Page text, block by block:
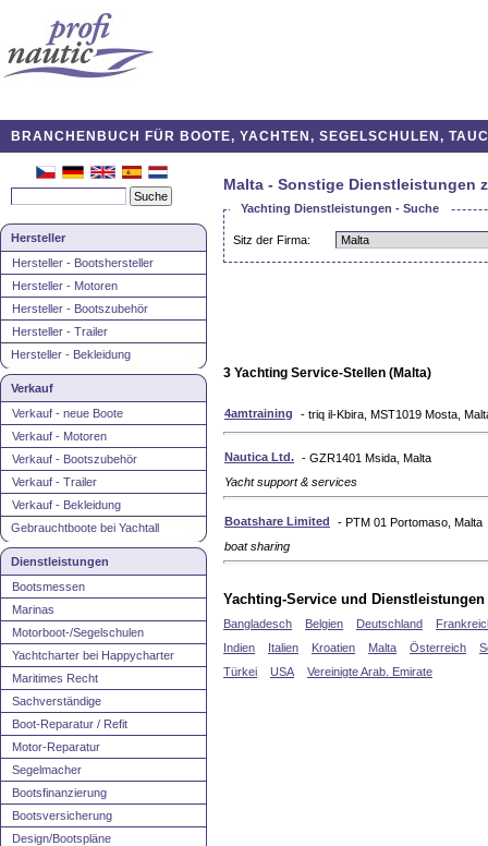
BRANCHENBUCH FÜR BOOTE, YACHTEN, SEGELSCHULEN,
Hersteller
Hersteller - Bootshersteller
Hersteller - Motoren
Hersteller - Bootszubehör
Hersteller - Trailer
Hersteller - Bekleidung
Verkauf
Verkauf - neue Boote
Verkauf - Motoren
Verkauf - Bootszubehör
Verkauf - Trailer
Verkauf - Bekleidung
Gebrauchtboote bei Yachtall
Dienstleistungen
Bootsmessen
Marinas
Motorboot-/Segelschulen
Yachtcharter bei Happycharter
Maritimes Recht
Sachverständige
Boot-Reparatur / Refit
Motor-Reparatur
Segelmacher
Bootsfinanzierung
Bootsversicherung
Design/Bootspläne
Malta - Sonstige Dienstleistungen
Yachting Dienstleistungen - Suche
Sitz der Firma:
3 Yachting Service-Stellen (Malta)
4amtraining - triq il-Kbira, MST1019 Mosta,
Nautica Ltd. - GZR1401 Msida, Malta
Yacht support & services
Boatshare Limited
- PTM 01 Portomaso, Malta
boat sharing
Yachting-Service und Dienstleistungen
Bangladesch Belgien Deutschland
Indien
Italien Kroatien Malta Österreich
Türkei
USA Vereinigte Arab. Emirate